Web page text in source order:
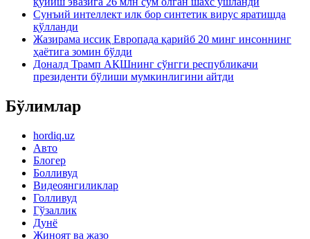
Сунъий интеллект илк бор синтетик вирус яратишда
қўлланди
Жазирама иссиқ Европада қарийб 20 минг инсоннинг
ҳаётига зомин бўлди
Доналд Трамп АҚШнинг сўнгги республикачи
президенти бўлиши мумкинлигини айтди
Бўлимлар
hordiq.uz
Авто
Блогер
Болливуд
Видеоянгиликлар
Голливуд
Гўзаллик
Дунё
Жиноят ва жазо